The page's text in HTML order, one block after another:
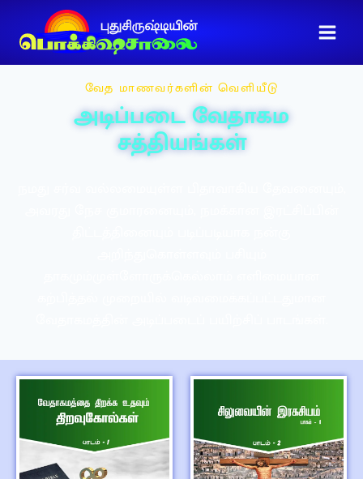
வேத மாணவர்களின் வெளியீடு
அடிப்படை வேதாகம
சத்தியங்கள்